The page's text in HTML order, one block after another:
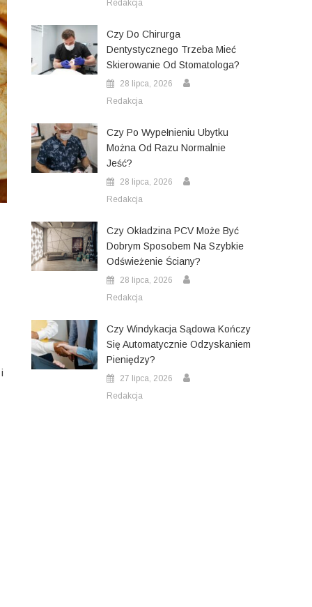
Redakcja
Czy Do Chirurga
Dentystycznego Trzeba Mieć
Skierowanie Od Stomatologa?
28 lipca, 2026
Redakcja
Czy Po Wypełnieniu Ubytku
Można Od Razu Normalnie
Jeść?
28 lipca, 2026
Redakcja
Czy Okładzina PCV Może Być
Dobrym Sposobem Na Szybkie
Odświeżenie Ściany?
28 lipca, 2026
Redakcja
Czy Windykacja Sądowa Kończy
Się Automatycznie Odzyskaniem
Pieniędzy?
27 lipca, 2026
Redakcja